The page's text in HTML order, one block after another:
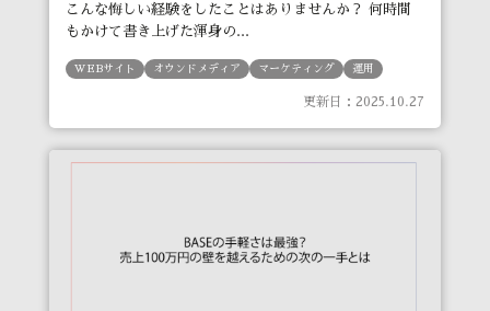
こんな悔しい経験をしたことはありませんか？ 何時間
もかけて書き上げた渾身の...
WEBサイト オウンドメディア マーケティング 運用
更新日：2025.10.27